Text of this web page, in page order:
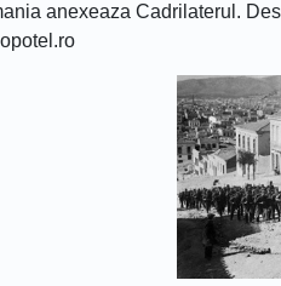
anexeaza Cadrilaterul.